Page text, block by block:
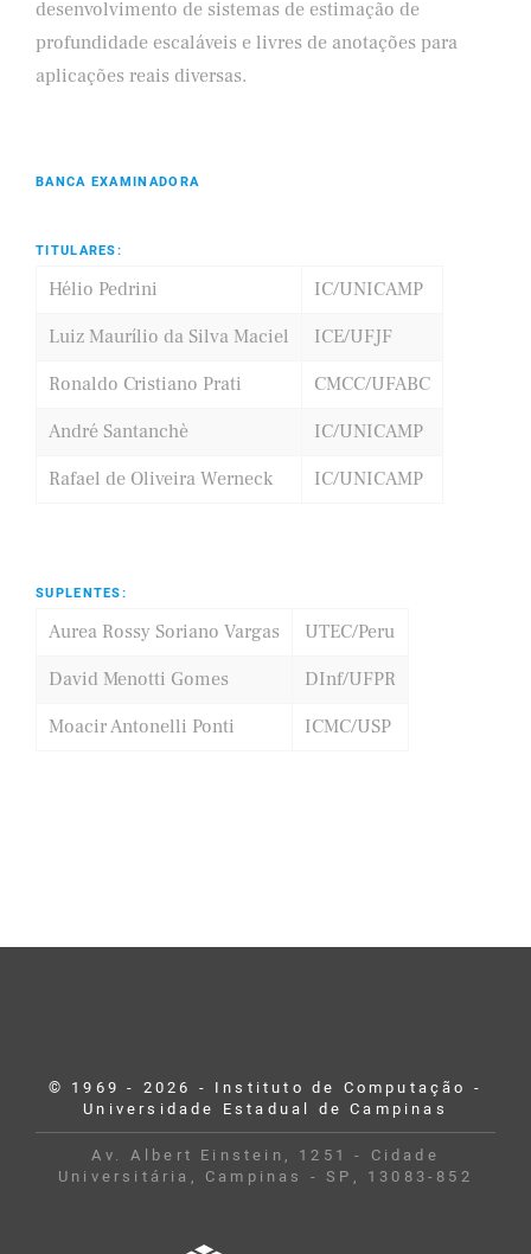
desenvolvimento de sistemas de estimação de
profundidade escaláveis e livres de anotações para
aplicações reais diversas.
BANCA EXAMINADORA
TITULARES:
Hélio Pedrini
IC/UNICAMP
Luiz Maurílio da Silva Maciel
ICE/UFJF
Ronaldo Cristiano Prati
CMCC/UFABC
André Santanchè
IC/UNICAMP
Rafael de Oliveira Werneck
IC/UNICAMP
SUPLENTES:
Aurea Rossy Soriano Vargas
UTEC/Peru
David Menotti Gomes
DInf/UFPR
Moacir Antonelli Ponti
ICMC/USP
© 1969 - 2026 - Instituto de Computação -
Universidade Estadual de Campinas
Av. Albert Einstein, 1251 - Cidade
Universitária, Campinas - SP, 13083-852